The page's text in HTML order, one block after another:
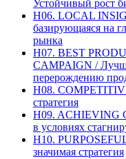
Устойчивый рост
H06. LOCAL
базирующаяся на
рынка
H07. BEST
CAMPAIGN /
перерождению
H08.
стратегия
H09. ACHIEVING
в условиях
H10.
значимая стратегия